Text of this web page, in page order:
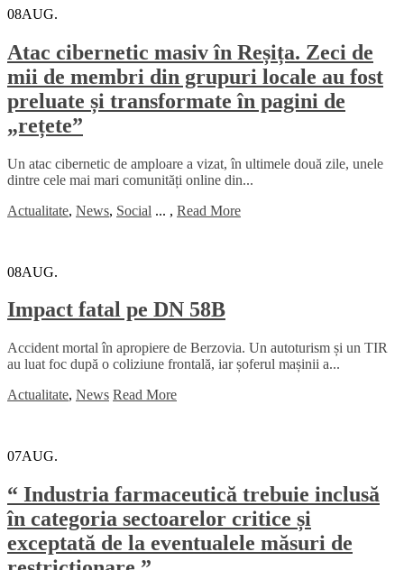
08AUG.
Atac cibernetic masiv în Reșița. Zeci de
mii de membri din grupuri locale au fost
preluate și transformate în pagini de
„rețete”
Un atac cibernetic de amploare a vizat, în ultimele două zile, unele
dintre cele mai mari comunități online din...
Actualitate, News, Social ... , Read More
08AUG.
Impact fatal pe DN 58B
Accident mortal în apropiere de Berzovia. Un autoturism și un TIR
au luat foc după o coliziune frontală, iar șoferul mașinii a...
Actualitate, News Read More
07AUG.
“ Industria farmaceutică trebuie inclusă
în categoria sectoarelor critice și
exceptată de la eventualele măsuri de